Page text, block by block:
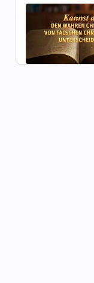
35:55